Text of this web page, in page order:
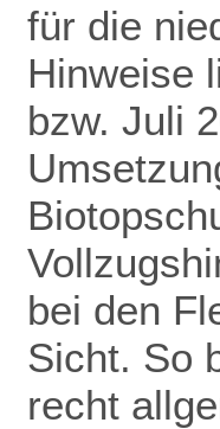
für die
Hinweise
bzw. Juli
bei den
Sicht. So
recht